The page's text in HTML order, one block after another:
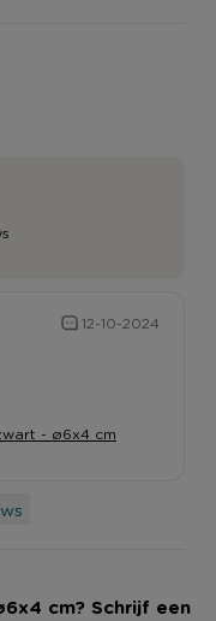
12-10-2024
- ø6x4 cm
cm? Schrijf een